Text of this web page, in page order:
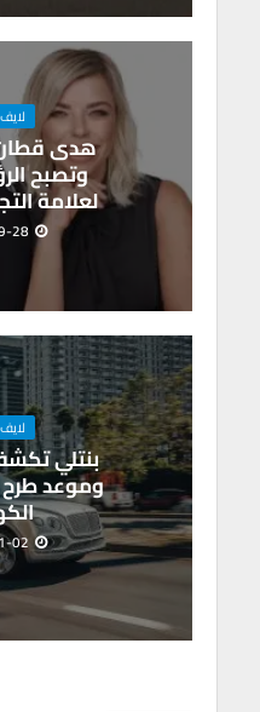
هدى قطان
وتصبح
لعلامة
28
بنتلي
وموعد طرح
02